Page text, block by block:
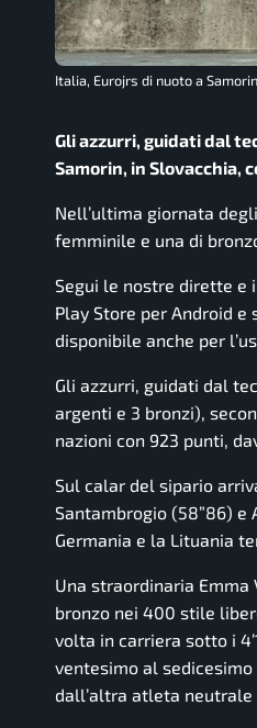
Italia, Eurojrs di nuoto a
Gli azzurri, guidati dal
Samorin, in Slovacchia,
Nell’ultima giornata
femminile e una di
Segui le nostre dirette e
Play Store per Android e
disponibile anche per
Gli azzurri, guidati dal
argenti e 3 bronzi),
nazioni con 923 punti,
Sul calar del sipario
Santambrogio (58”86) e
Germania e la Lituania
Una straordinaria
bronzo nei 400 stile
volta in carriera sotto i
ventesimo al
dall’altra atleta neutrale